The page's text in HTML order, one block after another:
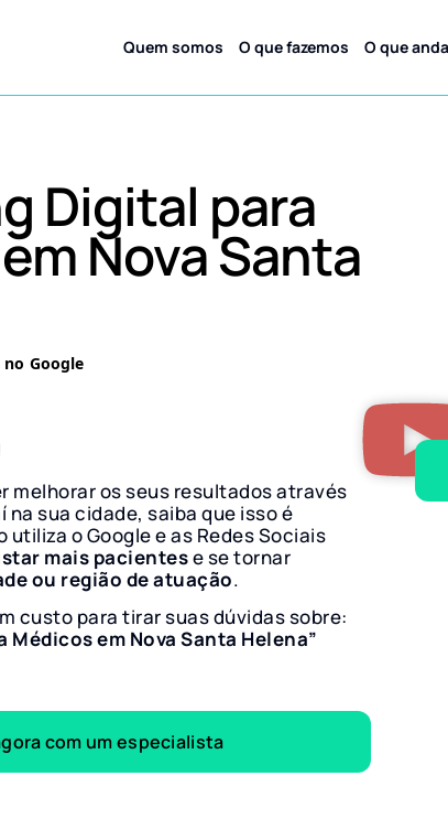
Quem somos O que fazemos O que
Digital para
Nova Santa
melhorar os seus resultados através
na sua cidade, saiba que isso é
o Google e as Redes Sociais
mais pacientese se tornar
ou região de atuação.
custo para tirar suas dúvidas sobre:
em Nova Santa Helena”
com um especialista